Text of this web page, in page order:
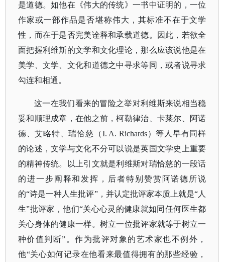
是道德。如他在《伟大的传统》一书中证明的，一位
作家或一部作品是否堪称伟大，其标准不在于文学
性，而在于是否完美诠释和承载道德。因此，若欲全
面把握利维斯的文学和文化理论，那么应该说他是在
美学、文学、文化和道德之中寻求等同，或者说寻求
勾连和相通。
这一在我们看来的冒险之举对利维斯来说相当稳
妥和顺理成章，在他之前，柯勒律治、卡莱尔、阿诺
德、艾略特、瑞恰慈（I. A. Richards）等人早有同样
的论述，文学与文化不分可以说是英国文学史上重要
的精神传统。以上引文就是利维斯对瑞恰慈的一段话
的进一步阐释和发挥，后者特别赞赏阿诺德所说
的“诗是一种人生批评”，并认定批评家本质上就是“人
生”批评家，他们“关心心灵的健康就如同任何医生都
关心身体的健康一样。树立一位批评家就等于树立一
种价值判断”。作为批评对象的艺术家也不例外，
他“关心如何记录在他看来最值得拥有的那些经验，